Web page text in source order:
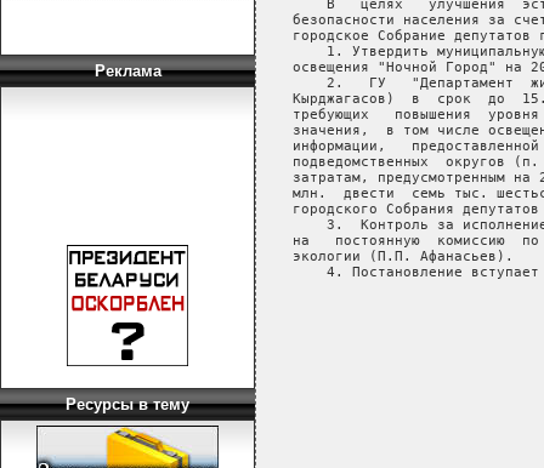
Реклама
Ресурсы в тему